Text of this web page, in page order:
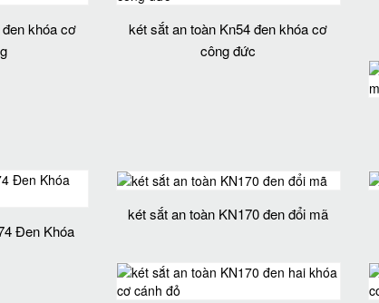
khóa cơ
két sắt an toàn Kn54 đen khóa cơ
công đức
Đen Khóa
két sắt an toàn KN170 đen đổi mã